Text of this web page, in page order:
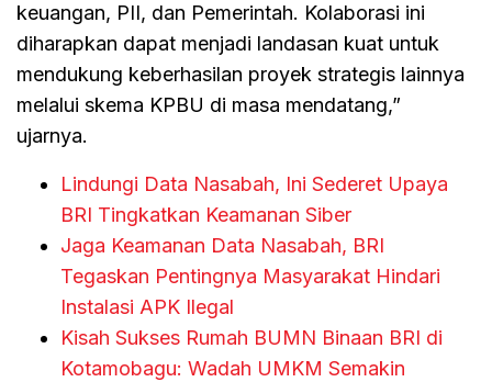
keuangan, PII, dan Pemerintah. Kolaborasi ini
diharapkan dapat menjadi landasan kuat untuk
mendukung keberhasilan proyek strategis lainnya
melalui skema KPBU di masa mendatang,”
ujarnya.
Lindungi Data Nasabah, Ini Sederet Upaya
BRI Tingkatkan Keamanan Siber
Jaga Keamanan Data Nasabah, BRI
Tegaskan Pentingnya Masyarakat Hindari
Instalasi APK Ilegal
Kisah Sukses Rumah BUMN Binaan BRI di
Kotamobagu: Wadah UMKM Semakin